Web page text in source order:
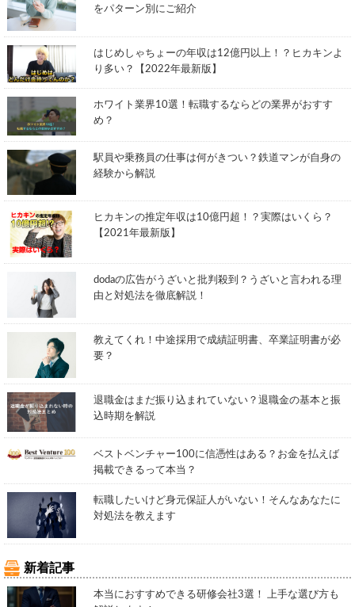
をパターン別にご紹介
はじめしゃちょーの年収は12億円以上！？ヒカキンよ
り多い？【2022年最新版】
ホワイト業界10選！転職するならどの業界がおすす
め？
駅員や乗務員の仕事は何がきつい？鉄道マンが自身の
経験から解説
ヒカキンの推定年収は10億円超！？実際はいくら？
【2021年最新版】
dodaの広告がうざいと批判殺到？うざいと言われる理
由と対処法を徹底解説！
教えてくれ！中途採用で成績証明書、卒業証明書が必
要？
退職金はまだ振り込まれていない？退職金の基本と振
込時期を解説
ベストベンチャー100に信憑性はある？お金を払えば
掲載できるって本当？
転職したいけど身元保証人がいない！そんなあなたに
対処法を教えます
新着記事
本当におすすめできる研修会社3選！ 上手な選び方も